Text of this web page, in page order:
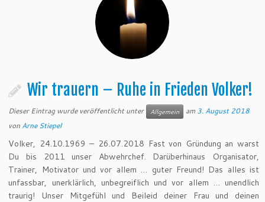
Wir trauern – Ruhe in Frieden Volker!
Dieser Eintrag wurde veröffentlicht unter Allgemein am 3. August 2018
von Arne Stiepel
Volker, 24.10.1969 – 26.07.2018 Fast von Gründung an warst
Du bis 2011 unser Abwehrchef. Darüberhinaus Organisator,
Trainer, Motivator und vor allem … guter Freund! Das alles ist
unfassbar, unerklärlich, unbegreiflich und vor allem … unendlich
traurig! Unser Mitgefühl und Beileid deiner Frau und deinen